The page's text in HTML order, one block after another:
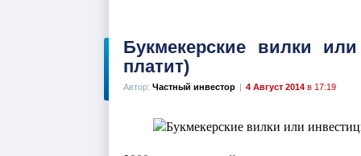
Букмекерские вилки
платит)
Автор: Частный инвестор | 4 Август 2014 в 17:19